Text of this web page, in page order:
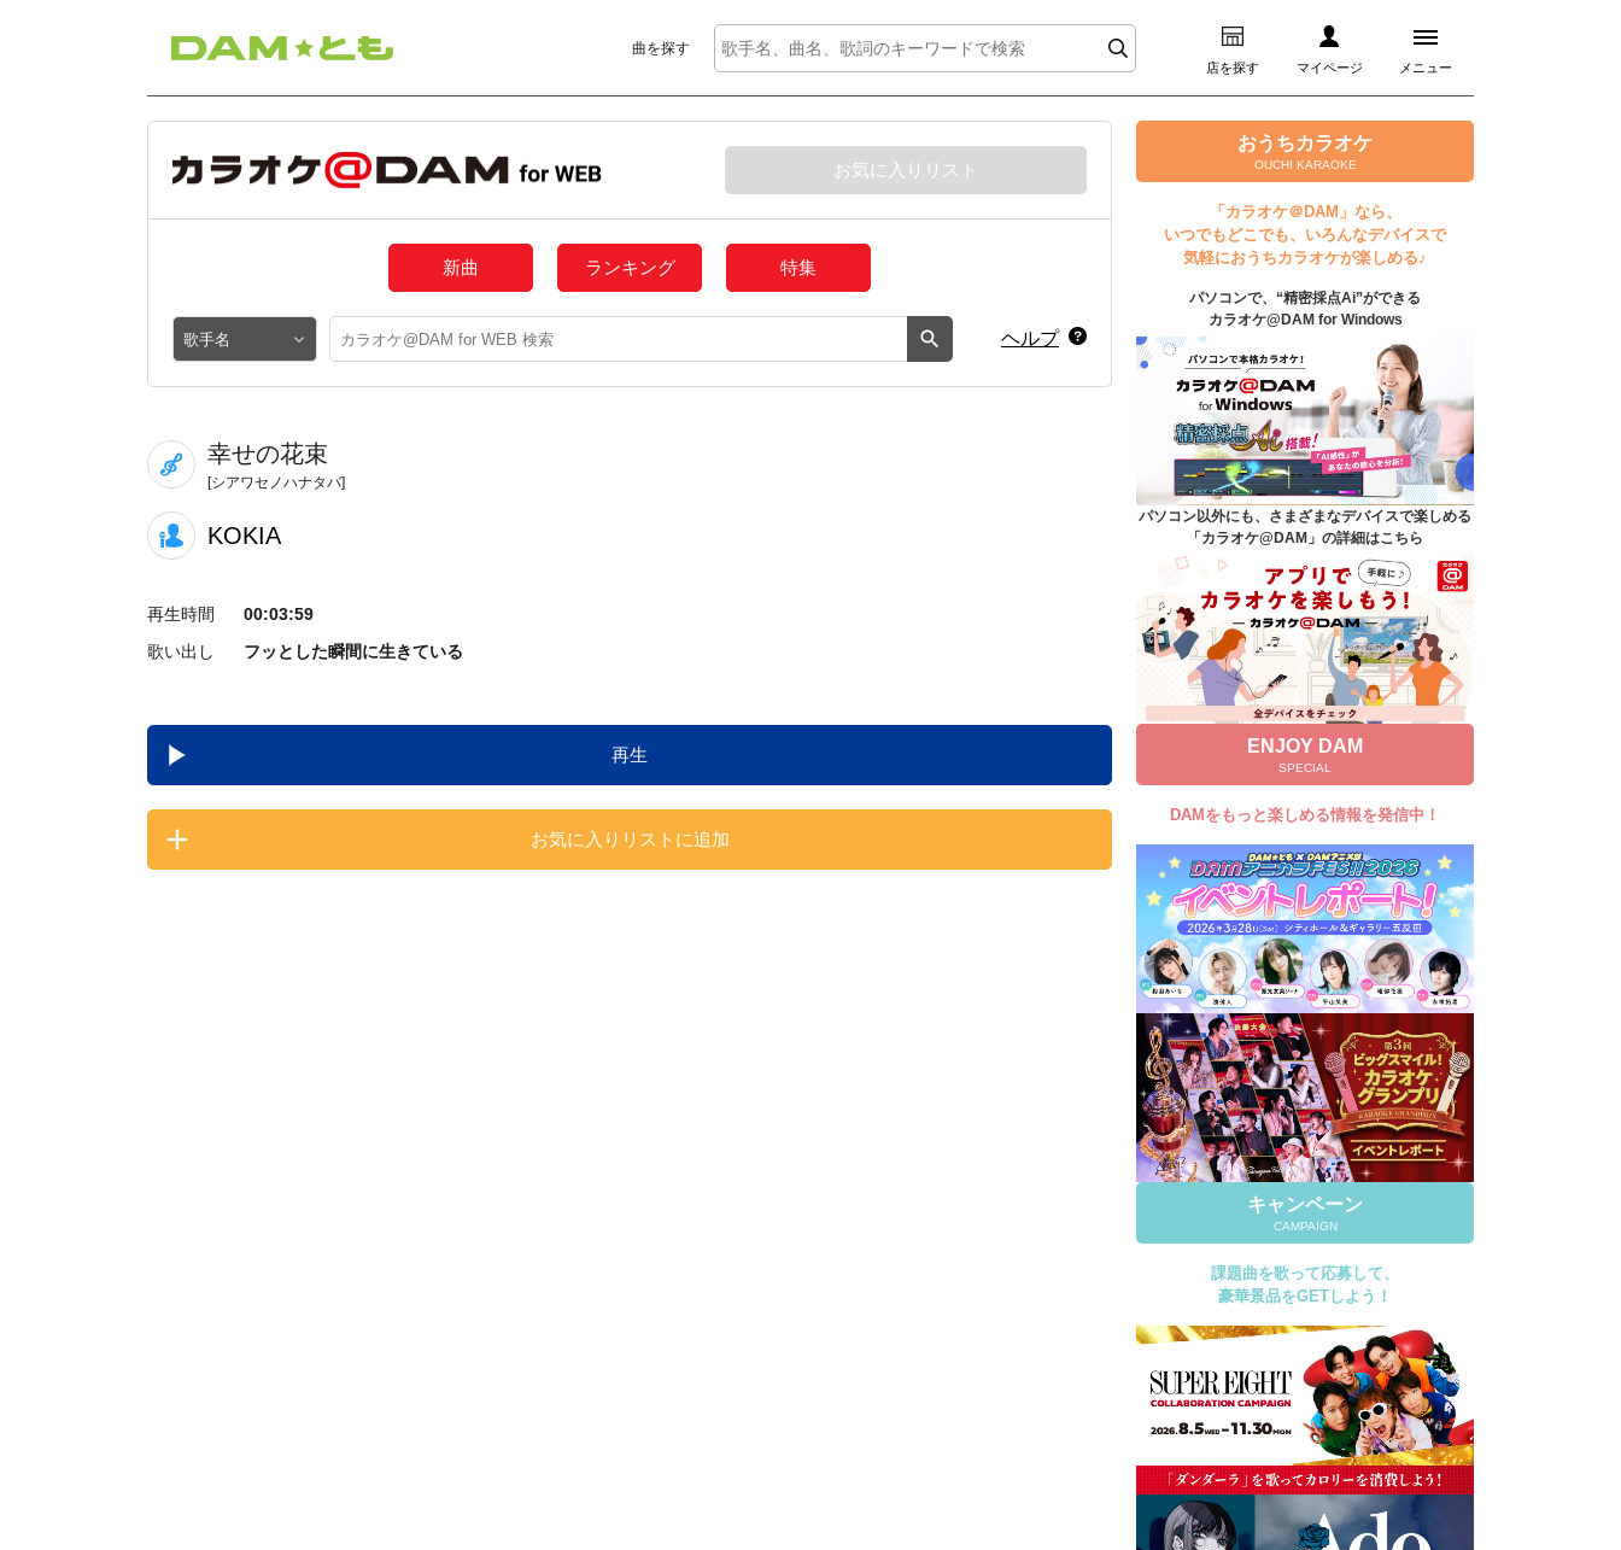
曲を探す
店を探す マイページ メニュー
ログイン
マイページ
プレミアムサービス
DAM★とも動画
DAM★とも録音
カラオケ＠DAM
ユーザー検索
キャンペーン
よくあるご質問
DAMの新曲・ランキングなど
カラオケ最新情報をチェック！
自宅でカラオケ歌い放題！
家族や友達と一緒に！練習にも！
お気に入りリスト
新曲 ランキング 特集
ヘルプ
幸せの花束
[シアワセノハナタバ]
KOKIA
再生時間
00:03:59
歌い出し
フッとした瞬間に生きている
再生
お気に入りリストに追加
おうちカラオケ
OUCHI KARAOKE
「カラオケ＠DAM」なら、
いつでもどこでも、いろんなデバイスで
気軽におうちカラオケが楽しめる♪
パソコンで、“精密採点Ai”ができる
カラオケ@DAM for Windows
パソコン以外にも、さまざまなデバイスで楽しめる
「カラオケ@DAM」の詳細はこちら
ENJOY DAM
SPECIAL
DAMをもっと楽しめる情報を発信中！
キャンペーン
CAMPAIGN
課題曲を歌って応募して、
豪華景品をGETしよう！